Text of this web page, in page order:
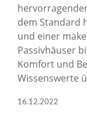
dem Standard
und einer
Passivhäuser
Komfort und
Wissenswerte
16.12.2022